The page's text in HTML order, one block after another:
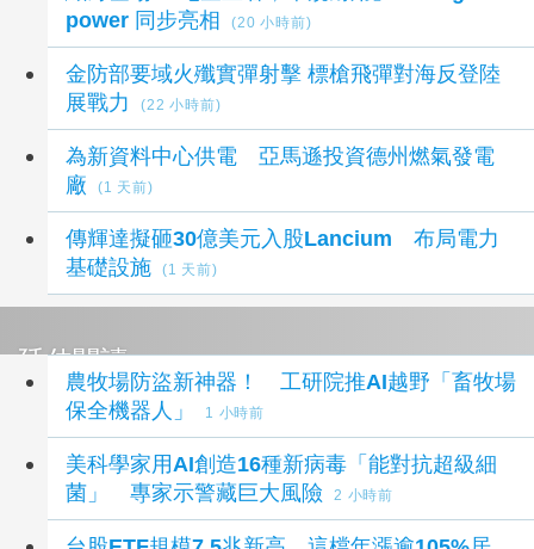
power 同步亮相
(20 小時前)
金防部要域火殲實彈射擊 標槍飛彈對海反登陸
展戰力
(22 小時前)
為新資料中心供電 亞馬遜投資德州燃氣發電
廠
(1 天前)
傳輝達擬砸30億美元入股Lancium 布局電力
基礎設施
(1 天前)
延伸閱讀
農牧場防盜新神器！ 工研院推AI越野「畜牧場
保全機器人」
1 小時前
美科學家用AI創造16種新病毒「能對抗超級細
菌」 專家示警藏巨大風險
2 小時前